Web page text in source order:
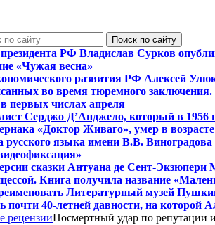
РФ Владислав Сурков
«Чужая весна»
развития РФ Алексей
во время тюремного
первых числах апреля
Серджо Д’Анджело, который в 1956
«Доктор Живаго», умер в возрасте
русского языка имени В.В.
сказки Антуана де Сент-Экзюпери
Книга получила название
Литературный музей
почти 40-летней давности, на которой
рецензииПосмертный удар по репутации